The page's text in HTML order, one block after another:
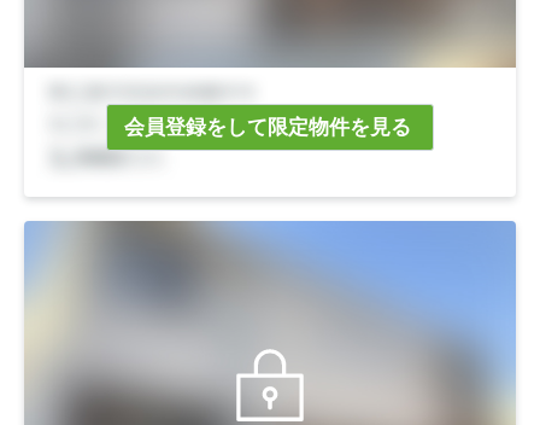
会員登録をして限定物件を見る